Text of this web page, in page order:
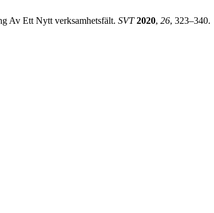
Av Ett Nytt verksamhetsfält. SVT 2020, 26, 323–340.